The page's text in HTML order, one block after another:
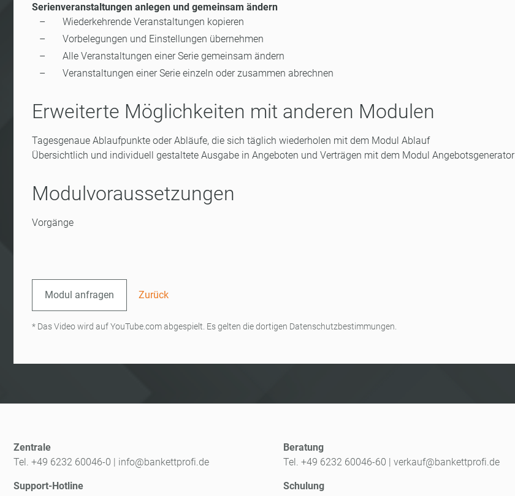
Serienveranstaltungen anlegen und gemeinsam ändern
Wiederkehrende Veranstaltungen kopieren
Vorbelegungen und Einstellungen übernehmen
Alle Veranstaltungen einer Serie gemeinsam ändern
Veranstaltungen einer Serie einzeln oder zusammen abrechnen
Erweiterte Möglichkeiten mit anderen Modulen
Tagesgenaue Ablaufpunkte oder Abläufe, die sich täglich wiederholen mit dem Modul Ablauf
Übersichtlich und individuell gestaltete Ausgabe in Angeboten und Verträgen mit dem Modul Angebotsgenerator
Modulvoraussetzungen
Vorgänge
Modul anfragen Zurück
* Das Video wird auf YouTube.com abgespielt. Es gelten die dortigen Datenschutzbestimmungen.
Zentrale
Tel. +49 6232 60046-0 | info@bankettprofi.de
Support-Hotline
Beratung
Tel. +49 6232 60046-60 | verkauf@bankettprofi.de
Schulung